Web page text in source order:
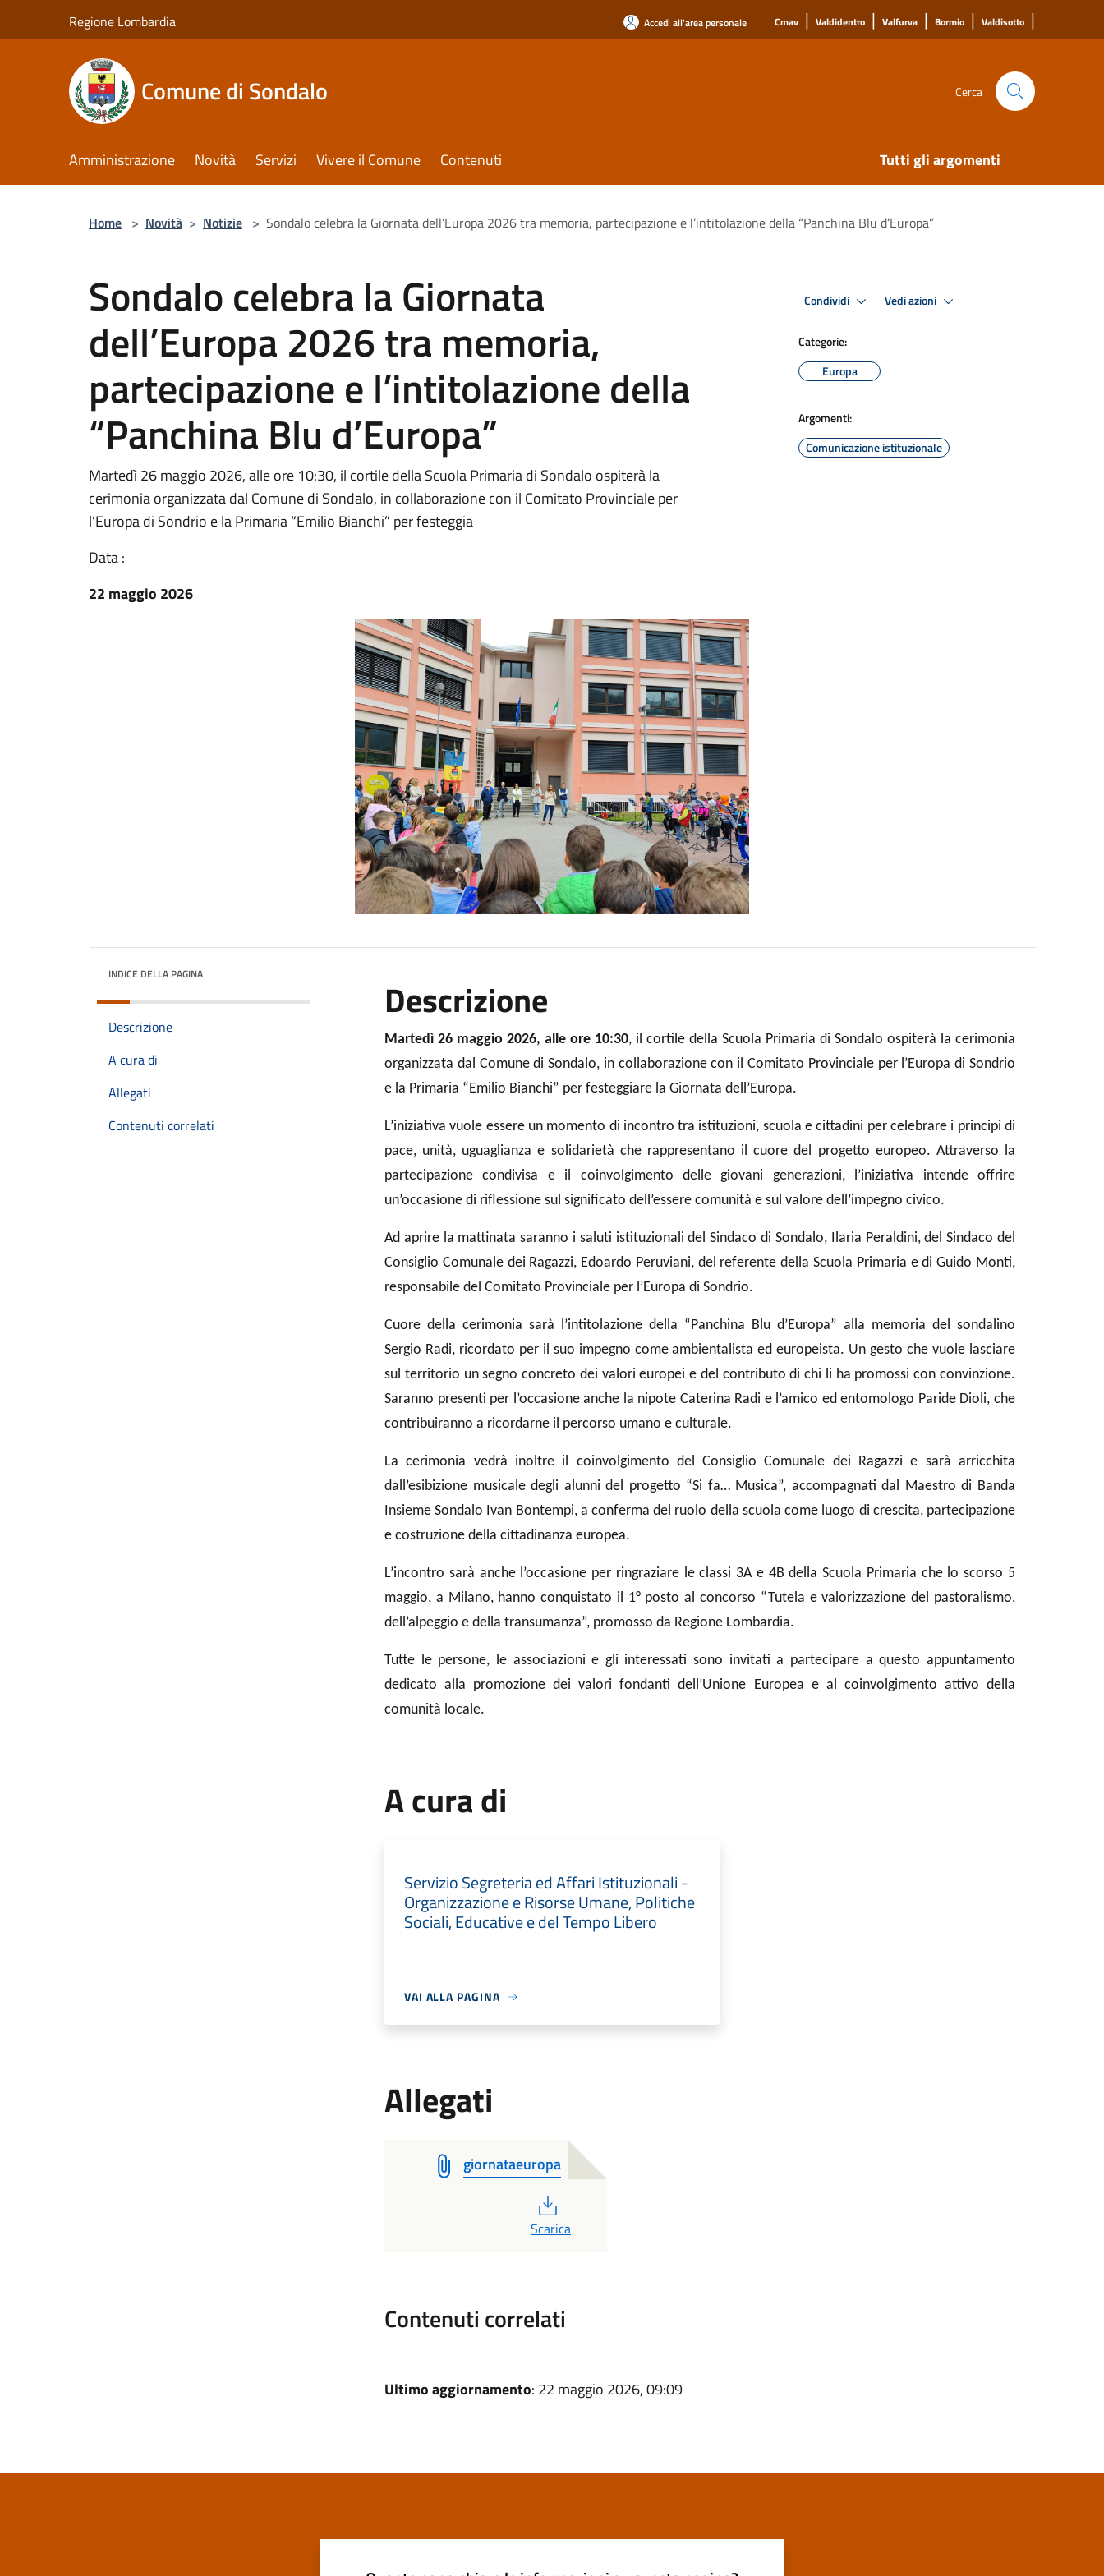
Regione Lombardia Accedi all'area personale Cmav | Valdidentro | Valfurva | Bormio | Valdisotto |
Comune di Sondalo Cerca
Amministrazione Novità Servizi Vivere il Comune Contenuti Tutti gli argomenti
Home > Novità > Notizie > Sondalo celebra la Giornata dell’Europa 2026 tra memoria, partecipazione e l’intitolazione della “Panchina Blu d’Europa”
Sondalo celebra la Giornata
dell’Europa 2026 tra memoria,
partecipazione e l’intitolazione della
“Panchina Blu d’Europa”
Martedì 26 maggio 2026, alle ore 10:30, il cortile della Scuola Primaria di Sondalo ospiterà la
cerimonia organizzata dal Comune di Sondalo, in collaborazione con il Comitato Provinciale per
l’Europa di Sondrio e la Primaria “Emilio Bianchi” per festeggia
Data :
22 maggio 2026
Condividi Vedi azioni
Categorie:
Europa
Argomenti:
Comunicazione istituzionale
INDICE DELLA PAGINA
Descrizione
A cura di
Allegati
Contenuti correlati
Descrizione
Martedì 26 maggio 2026, alle ore 10:30, il cortile della Scuola Primaria di Sondalo ospiterà la cerimonia
organizzata dal Comune di Sondalo, in collaborazione con il Comitato Provinciale per l’Europa di Sondrio
e la Primaria “Emilio Bianchi” per festeggiare la Giornata dell’Europa.
L’iniziativa vuole essere un momento di incontro tra istituzioni, scuola e cittadini per celebrare i principi di
pace, unità, uguaglianza e solidarietà che rappresentano il cuore del progetto europeo. Attraverso la
partecipazione condivisa e il coinvolgimento delle giovani generazioni, l’iniziativa intende offrire
un’occasione di riflessione sul significato dell’essere comunità e sul valore dell’impegno civico.
Ad aprire la mattinata saranno i saluti istituzionali del Sindaco di Sondalo, Ilaria Peraldini, del Sindaco del
Consiglio Comunale dei Ragazzi, Edoardo Peruviani, del referente della Scuola Primaria e di Guido Monti,
responsabile del Comitato Provinciale per l’Europa di Sondrio.
Cuore della cerimonia sarà l’intitolazione della “Panchina Blu d’Europa” alla memoria del sondalino
Sergio Radi, ricordato per il suo impegno come ambientalista ed europeista. Un gesto che vuole lasciare
sul territorio un segno concreto dei valori europei e del contributo di chi li ha promossi con convinzione.
Saranno presenti per l’occasione anche la nipote Caterina Radi e l’amico ed entomologo Paride Dioli, che
contribuiranno a ricordarne il percorso umano e culturale.
La cerimonia vedrà inoltre il coinvolgimento del Consiglio Comunale dei Ragazzi e sarà arricchita
dall’esibizione musicale degli alunni del progetto “Si fa… Musica”, accompagnati dal Maestro di Banda
Insieme Sondalo Ivan Bontempi, a conferma del ruolo della scuola come luogo di crescita, partecipazione
e costruzione della cittadinanza europea.
L’incontro sarà anche l’occasione per ringraziare le classi 3A e 4B della Scuola Primaria che lo scorso 5
maggio, a Milano, hanno conquistato il 1° posto al concorso “Tutela e valorizzazione del pastoralismo,
dell’alpeggio e della transumanza”, promosso da Regione Lombardia.
Tutte le persone, le associazioni e gli interessati sono invitati a partecipare a questo appuntamento
dedicato alla promozione dei valori fondanti dell’Unione Europea e al coinvolgimento attivo della
comunità locale.
A cura di
Servizio Segreteria ed Affari Istituzionali -
Organizzazione e Risorse Umane, Politiche
Sociali, Educative e del Tempo Libero
VAI ALLA PAGINA
Allegati
giornataeuropa
Scarica
Contenuti correlati
Ultimo aggiornamento: 22 maggio 2026, 09:09